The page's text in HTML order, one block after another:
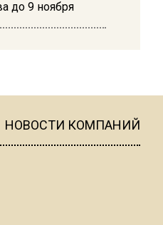
до 9 ноября
НОВОСТИ КОМПАНИЙ